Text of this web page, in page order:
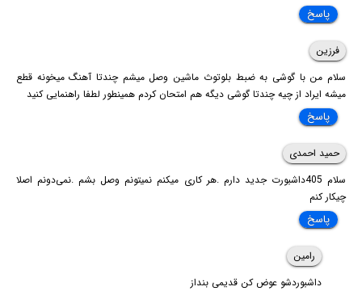
پاسخ
فرزین
سلام من با گوشی به ضبط بلوتوث ماشین وصل میشم چندتا آهنگ میخونه قطع
میشه ایراد از چیه چندتا گوشی دیگه هم امتحان کردم همینطور لطفا راهنمایی کنید
پاسخ
حمید احمدی
سلام 405داشبورت جدید دارم .هر کاری میکنم نمیتونم وصل بشم .نمی‌دونم اصلا
چیکار کنم
پاسخ
رامین
داشبوردشو عوض کن قدیمی بنداز